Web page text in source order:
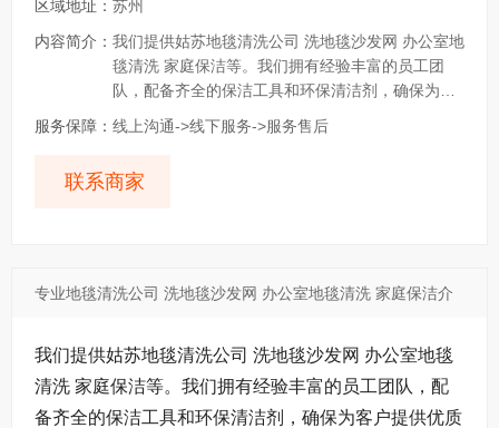
区域地址： 苏州
内容简介： 我们提供姑苏地毯清洗公司 洗地毯沙发网 办公室地
毯清洗 家庭保洁等。我们拥有经验丰富的员工团
队，配备齐全的保洁工具和环保清洁剂，确保为客
户提供优质高效的服务。 我们提供的服务解决方案
有： 1、地毯清洗公司 ：地毯清洗、地毯清洗公
毯清洗公司、区地毯清洗、地毯清洗、区地毯清
业、快速、热情，期待为您服务。 2、洗地毯沙发
服务保障： 线上沟通->线下服务->服务售后
联系商家
专业地毯清洗公司 洗地毯沙发网 办公室地毯清洗 家庭保洁介
我们提供姑苏地毯清洗公司 洗地毯沙发网 办公室地毯
清洗 家庭保洁等。我们拥有经验丰富的员工团队，配
备齐全的保洁工具和环保清洁剂，确保为客户提供优质